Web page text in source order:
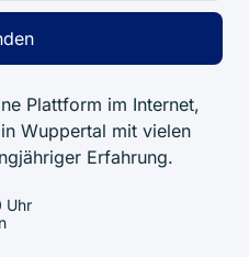
Plattform im Internet,
Wuppertal mit vielen
Erfahrung.
Uhr